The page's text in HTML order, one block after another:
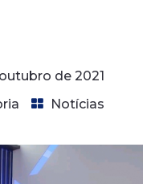
de 2021
Notícias